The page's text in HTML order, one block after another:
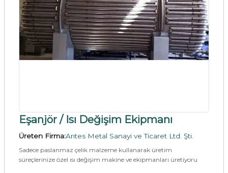
Eşanjör / Isı Değişim Ekipmanı
Üreten Firma:Arıtes Metal Sanayi ve Ticaret Ltd. Şti.
Sadece paslanmaz çelik malzeme kullanarak üretim
süreçlerinize özel ısı değişim makine ve ekipmanları üretiyoru